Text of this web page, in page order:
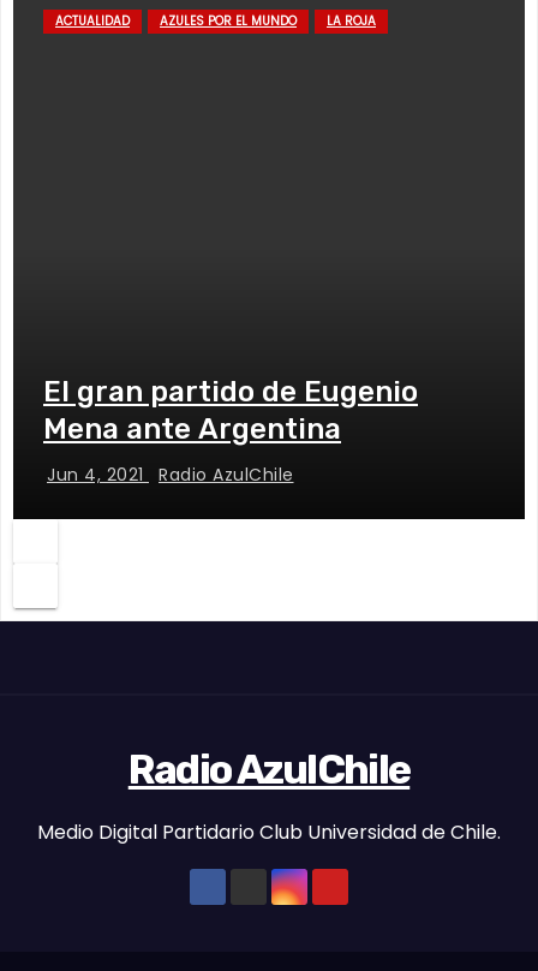
ACTUALIDAD AZULES POR EL MUNDO LA ROJA
El gran partido de Eugenio
Mena ante Argentina
Jun 4, 2021 Radio AzulChile
Radio AzulChile
Medio Digital Partidario Club Universidad de Chile.